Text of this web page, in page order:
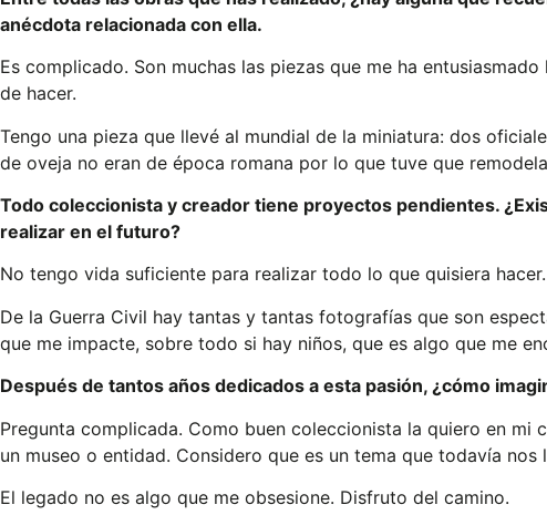
anécdota relacionada con ella.
Es complicado. Son muchas las piezas que me ha
de hacer.
Tengo una pieza que llevé al mundial de la miniatura: dos
de oveja no eran de época romana por lo que tuve que
Todo coleccionista y creador tiene proyectos pendientes.
realizar en el futuro?
No tengo vida suficiente para realizar todo lo que quisiera
De la Guerra Civil hay tantas y tantas fotografías que son
que me impacte, sobre todo si hay niños, que es algo que me
Después de tantos años dedicados a esta pasión, ¿cómo
Pregunta complicada. Como buen coleccionista la quiero en
un museo o entidad. Considero que es un tema que todavía nos
El legado no es algo que me obsesione. Disfruto del camino.